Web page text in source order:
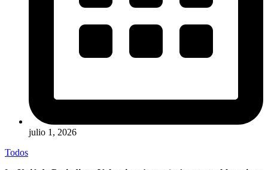
julio 1, 2026
Todos